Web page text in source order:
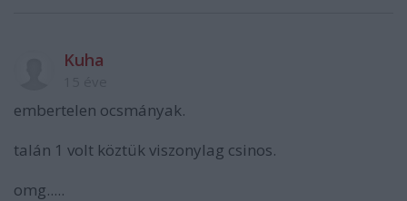
Kuha
embertelen ocsmányak.
talán 1 volt köztük viszonylag csinos.
omg.....